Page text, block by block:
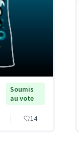
Soumis
au vote
14